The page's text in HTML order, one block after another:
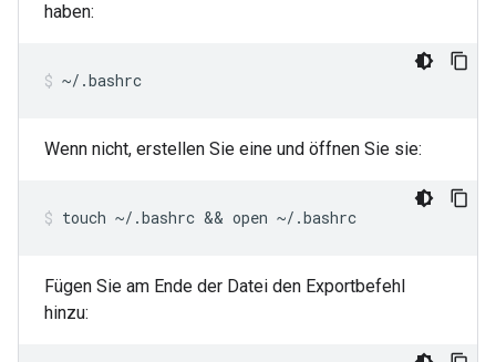
haben:
~/.bashrc
Wenn nicht, erstellen Sie eine und öffnen Sie sie:
touch ~/.bashrc && open ~/.bashrc
Fügen Sie am Ende der Datei den Exportbefehl
hinzu: